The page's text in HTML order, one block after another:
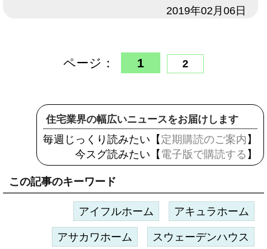
2019年02月06日
ページ： 1 2
住宅業界の幅広いニュースをお届けします
毎週じっくり読みたい【 定期購読のご案内 】
今スグ読みたい【 電子版で購読する 】
この記事のキーワード
アイフルホーム アキュラホーム
アサカワホーム スウェーデンハウス